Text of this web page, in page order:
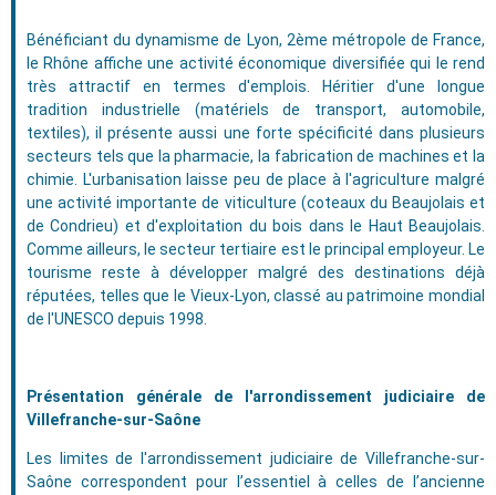
Bénéficiant du dynamisme de Lyon, 2ème métropole de France,
le Rhône affiche une activité économique diversifiée qui le rend
très attractif en termes d'emplois. Héritier d'une longue
tradition industrielle (matériels de transport, automobile,
textiles), il présente aussi une forte spécificité dans plusieurs
secteurs tels que la pharmacie, la fabrication de machines et la
chimie. L'urbanisation laisse peu de place à l'agriculture malgré
une activité importante de viticulture (coteaux du Beaujolais et
de Condrieu) et d'exploitation du bois dans le Haut Beaujolais.
Comme ailleurs, le secteur tertiaire est le principal employeur. Le
tourisme reste à développer malgré des destinations déjà
réputées, telles que le Vieux-Lyon, classé au patrimoine mondial
de l'UNESCO depuis 1998.
Présentation générale de l'arrondissement judiciaire de
Villefranche-sur-Saône
Les limites de l'arrondissement judiciaire de Villefranche-sur-
Saône correspondent pour l’essentiel à celles de l’ancienne